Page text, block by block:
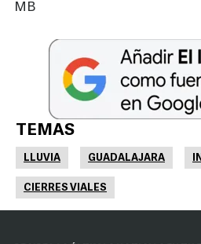
MB
TEMAS
LLUVIA GUADALAJARA
CIERRES VIALES